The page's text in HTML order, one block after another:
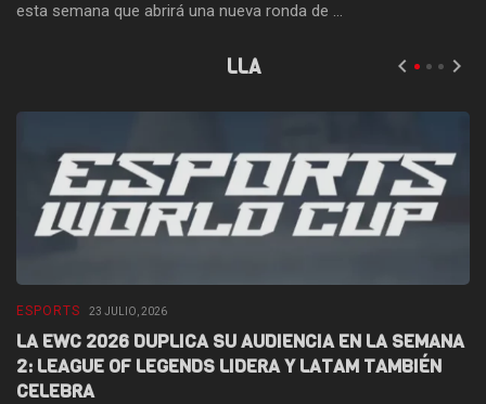
esta semana que abrirá una nueva ronda de ...
LLA
ESPORTS 23 JULIO, 2026
LA EWC 2026 DUPLICA SU AUDIENCIA EN LA SEMANA
2: LEAGUE OF LEGENDS LIDERA Y LATAM TAMBIÉN
CELEBRA